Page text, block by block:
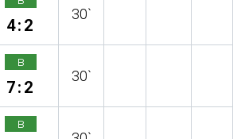
4:2
30`
в
7:2
30`
в